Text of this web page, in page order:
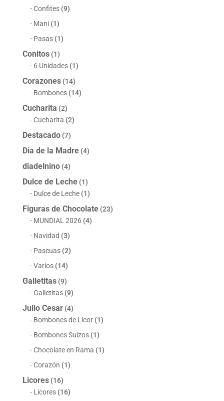
Confites (9)
Mani (1)
Pasas (1)
Conitos (1)
6 Unidades (1)
Corazones (14)
Bombones (14)
Cucharita (2)
Cucharita (2)
Destacado (7)
Dia de la Madre (4)
diadelnino (4)
Dulce de Leche (1)
Dulce de Leche (1)
Figuras de Chocolate (23)
MUNDIAL 2026 (4)
Navidad (3)
Pascuas (2)
Varios (14)
Galletitas (9)
Galletitas (9)
Julio Cesar (4)
Bombones de Licor (1)
Bombones Suizos (1)
Chocolate en Rama (1)
Corazón (1)
Licores (16)
Licores (16)